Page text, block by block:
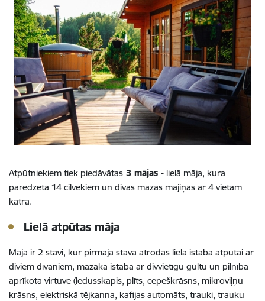
Atpūtniekiem tiek piedāvātas 3 mājas - lielā māja, kura
paredzēta 14 cilvēkiem un divas mazās mājiņas ar 4 vietām
katrā.
Lielā atpūtas māja
Mājā ir 2 stāvi, kur pirmajā stāvā atrodas lielā istaba atpūtai ar
diviem dīvāniem, mazāka istaba ar divvietīgu gultu un pilnībā
aprīkota virtuve (ledusskapis, plīts, cepeškrāsns, mikroviļņu
krāsns, elektriskā tējkanna, kafijas automāts, trauki, trauku